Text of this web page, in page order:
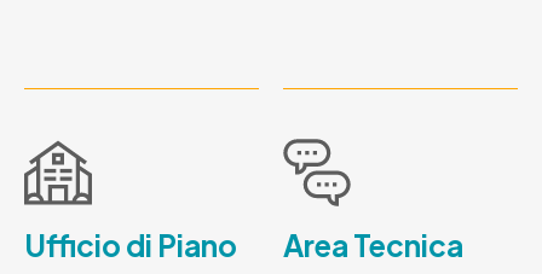
Ufficio di Piano Area Tecnica